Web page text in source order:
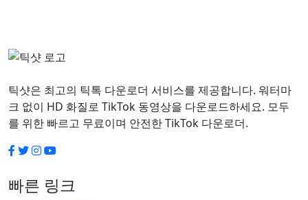
틱샷은 최고의 틱톡 다운로더 서비스를 제공합니다. 워터마
크 없이 HD 화질로 TikTok 동영상을 다운로드하세요. 모두
를 위한 빠르고 무료이며 안전한 TikTok 다운로더.
빠른 링크